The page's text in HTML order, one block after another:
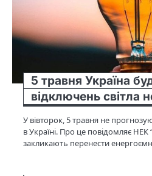
5 травня Україна
відключень світла
У вівторок, 5 травня не
в Україні. Про це повідомляє НЕК
закликають перенести